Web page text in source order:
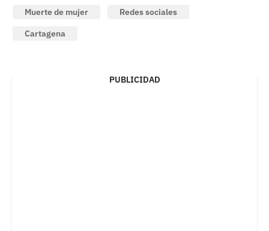
Muerte de mujer
Redes sociales
Cartagena
PUBLICIDAD